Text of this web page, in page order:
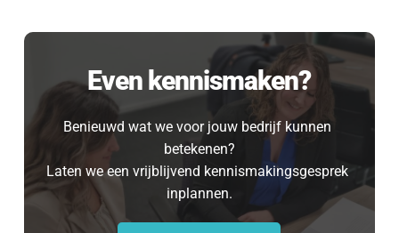
Even kennismaken?
Benieuwd wat we voor jouw bedrijf kunnen
betekenen?
Laten we een vrijblijvend kennismakingsgesprek
inplannen.